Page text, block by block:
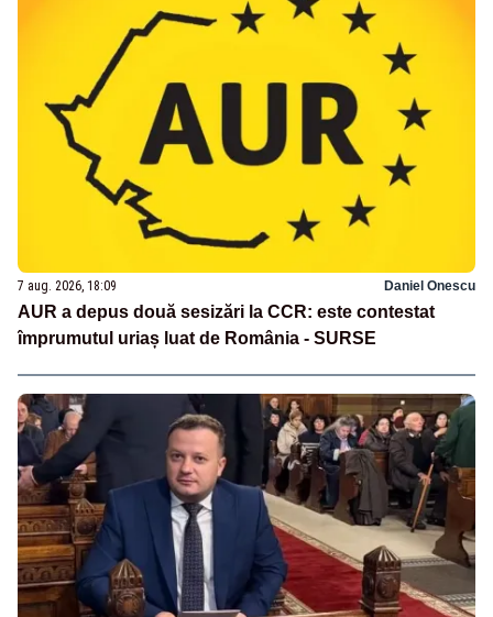
7 aug. 2026, 18:09 Daniel Onescu
AUR a depus două sesizări la CCR: este contestat
împrumutul uriaș luat de România - SURSE